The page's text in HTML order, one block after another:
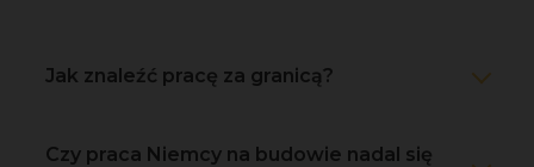
Jak znaleźć pracę za granicą?
Czy praca Niemcy na budowie nadal się